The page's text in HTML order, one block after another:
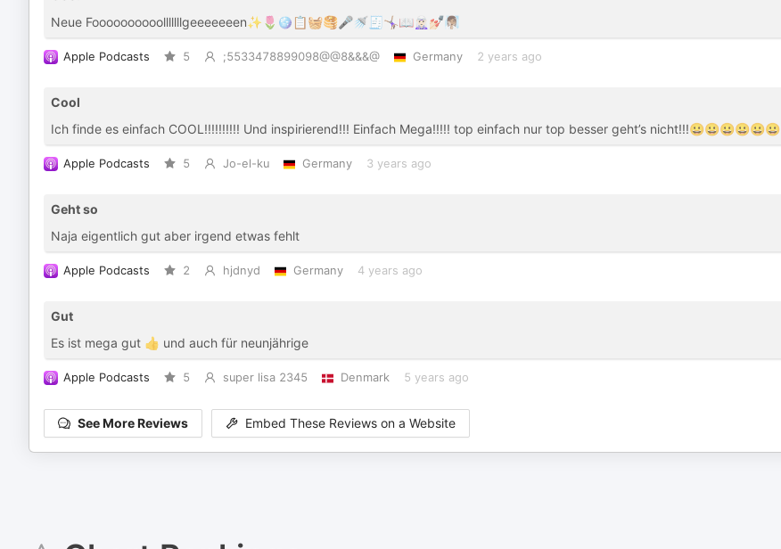
Neue Foooooooooolllllllgeeeeeeen✨🌷🪩📋🧺🥞🎤🚿🧾🤸🏽‍♀️📖🧝🏻‍♀️💅🏻🧖🏽‍♀️
Apple Podcasts 5 ;5533478899098@@8&&&@ Germany 2 years ago
Cool
Ich finde es einfach COOL!!!!!!!!!! Und inspirierend!!! Einfach Mega!!!!! top einfach nur top besser geht’s nicht!!!😀😀😀😀😀😀
Apple Podcasts 5 Jo-el-ku Germany 3 years ago
Geht so
Naja eigentlich gut aber irgend etwas fehlt
Apple Podcasts 2 hjdnyd Germany 4 years ago
Gut
Es ist mega gut 👍 und auch für neunjährige
Apple Podcasts 5 super lisa 2345 Denmark 5 years ago
See More Reviews Embed These Reviews on a Website